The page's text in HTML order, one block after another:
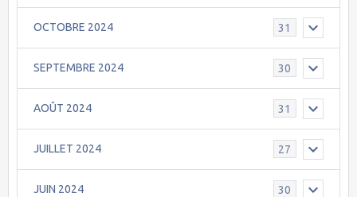
OCTOBRE 2024 31
SEPTEMBRE 2024 30
AOÛT 2024 31
JUILLET 2024 27
JUIN 2024 30